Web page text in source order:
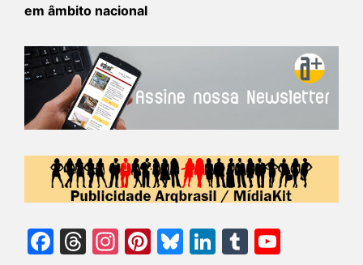
em âmbito nacional
Facebook
Threads
Instagram
Pinterest
Bluesky
LinkedIn
Tumblr